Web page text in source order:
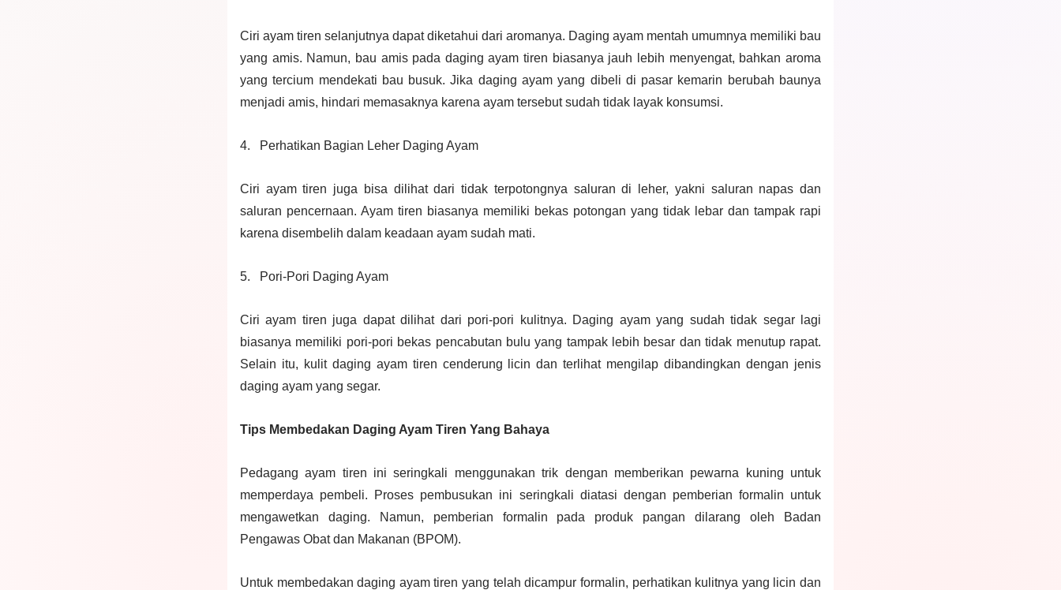
Ciri ayam tiren selanjutnya dapat diketahui dari aromanya. Daging ayam mentah umumnya memiliki bau
yang amis. Namun, bau amis pada daging ayam tiren biasanya jauh lebih menyengat, bahkan aroma
yang tercium mendekati bau busuk. Jika daging ayam yang dibeli di pasar kemarin berubah baunya
menjadi amis, hindari memasaknya karena ayam tersebut sudah tidak layak konsumsi.
4. Perhatikan Bagian Leher Daging Ayam
Ciri ayam tiren juga bisa dilihat dari tidak terpotongnya saluran di leher, yakni saluran napas dan
saluran pencernaan. Ayam tiren biasanya memiliki bekas potongan yang tidak lebar dan tampak rapi
karena disembelih dalam keadaan ayam sudah mati.
5. Pori-Pori Daging Ayam
Ciri ayam tiren juga dapat dilihat dari pori-pori kulitnya. Daging ayam yang sudah tidak segar lagi
biasanya memiliki pori-pori bekas pencabutan bulu yang tampak lebih besar dan tidak menutup rapat.
Selain itu, kulit daging ayam tiren cenderung licin dan terlihat mengilap dibandingkan dengan jenis
daging ayam yang segar.
Tips Membedakan Daging Ayam Tiren Yang Bahaya
Pedagang ayam tiren ini seringkali menggunakan trik dengan memberikan pewarna kuning untuk
memperdaya pembeli. Proses pembusukan ini seringkali diatasi dengan pemberian formalin untuk
mengawetkan daging. Namun, pemberian formalin pada produk pangan dilarang oleh Badan
Pengawas Obat dan Makanan (BPOM).
Untuk membedakan daging ayam tiren yang telah dicampur formalin, perhatikan kulitnya yang licin dan